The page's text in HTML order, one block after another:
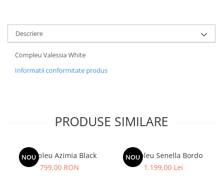
Descriere
Compleu Valessia White
Informatii conformitate produs
PRODUSE SIMILARE
NOU
Compleu Azimia Black
799,00 RON
NOU
Compleu Senella Bordo
1.199,00 Lei